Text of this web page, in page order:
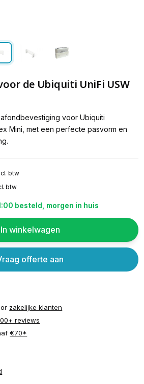
de Ubiquiti UniFi USW
voor Ubiquiti
Mini, met een perfecte pasvorm en
btw
btw
besteld, morgen in huis
In winkelwagen
offerte aan
zakelijke klanten
reviews
€70*